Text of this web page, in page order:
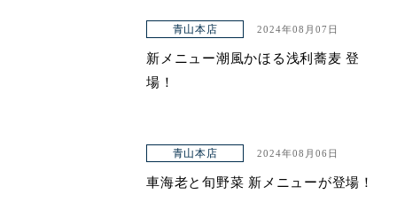
青山本店 2024年08月07日
新メニュー潮風かほる浅利蕎麦 登
場！
青山本店 2024年08月06日
車海老と旬野菜 新メニューが登場！